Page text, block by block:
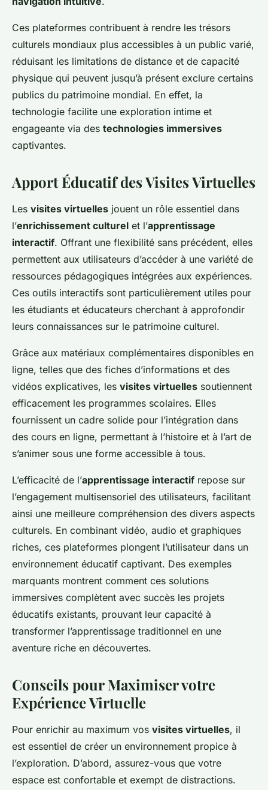
Ces plateformes contribuent à rendre les trésors
culturels mondiaux plus accessibles à un public varié,
réduisant les limitations de distance et de capacité
physique qui peuvent jusqu’à présent exclure certains
publics du patrimoine mondial. En effet, la
technologie facilite une exploration intime et
engageante via des technologies immersives
captivantes.
Apport Éducatif des Visites Virtuelles
Les visites virtuelles jouent un rôle essentiel dans
l’enrichissement culturel et l’apprentissage
interactif. Offrant une flexibilité sans précédent, elles
permettent aux utilisateurs d’accéder à une variété de
ressources pédagogiques intégrées aux expériences.
Ces outils interactifs sont particulièrement utiles pour
les étudiants et éducateurs cherchant à approfondir
leurs connaissances sur le patrimoine culturel.
Grâce aux matériaux complémentaires disponibles en
ligne, telles que des fiches d’informations et des
vidéos explicatives, les visites virtuelles soutiennent
efficacement les programmes scolaires. Elles
fournissent un cadre solide pour l’intégration dans
des cours en ligne, permettant à l’histoire et à l’art de
s’animer sous une forme accessible à tous.
L’efficacité de l’apprentissage interactif repose sur
l’engagement multisensoriel des utilisateurs, facilitant
ainsi une meilleure compréhension des divers aspects
culturels. En combinant vidéo, audio et graphiques
riches, ces plateformes plongent l’utilisateur dans un
environnement éducatif captivant. Des exemples
marquants montrent comment ces solutions
immersives complètent avec succès les projets
éducatifs existants, prouvant leur capacité à
transformer l’apprentissage traditionnel en une
aventure riche en découvertes.
Conseils pour Maximiser votre
Expérience Virtuelle
Pour enrichir au maximum vos visites virtuelles, il
est essentiel de créer un environnement propice à
l’exploration. D’abord, assurez-vous que votre
espace est confortable et exempt de distractions.